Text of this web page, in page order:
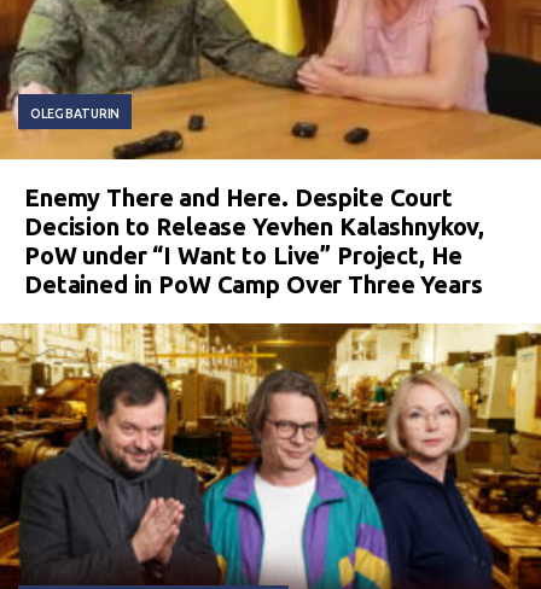
OLEG BATURIN
Enemy There and Here. Despite Court
Decision to Release Yevhen Kalashnykov,
PoW under “I Want to Live” Project, He
Detained in PoW Camp Over Three Years